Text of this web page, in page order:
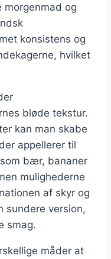
og
konsistens og
hvilket
bløde tekstur.
kan man skabe
appellerer til
bær, bananer
mulighederne
af skyr og
sundere version,
smag.
måder at